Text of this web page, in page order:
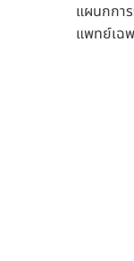
แผนกกา
แพทย์เฉ